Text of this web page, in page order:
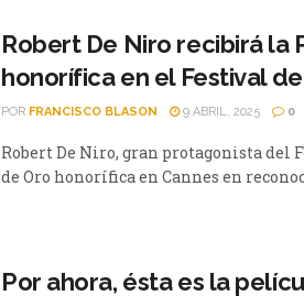
Robert De Niro recibirá la
honorífica en el Festival
POR FRANCISCO BLASON 9 ABRIL, 2025 0
Robert De Niro, gran protagonista del
de Oro honorífica en Cannes en
Por ahora, ésta es la